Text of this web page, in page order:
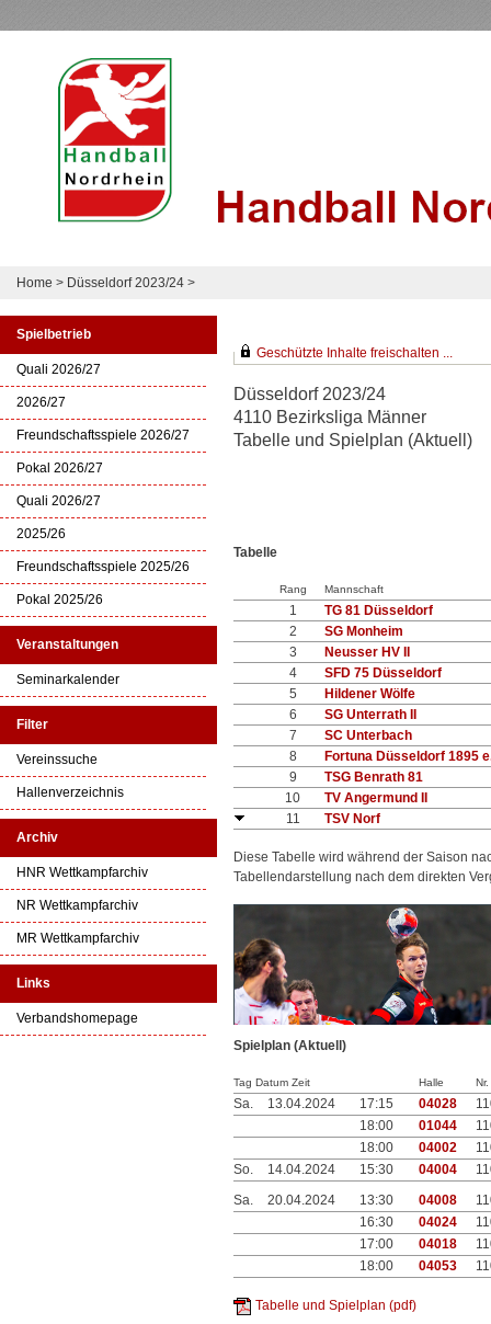
Home > Düsseldorf 2023/24 >
Spielbetrieb
Quali 2026/27
2026/27
Freundschaftsspiele 2026/27
Pokal 2026/27
Quali 2026/27
2025/26
Freundschaftsspiele 2025/26
Pokal 2025/26
Veranstaltungen
Seminarkalender
Filter
Vereinssuche
Hallenverzeichnis
Archiv
HNR Wettkampfarchiv
NR Wettkampfarchiv
MR Wettkampfarchiv
Links
Verbandshomepage
Geschützte Inhalte freischalten ...
Düsseldorf 2023/24
4110 Bezirksliga Männer
Tabelle und Spielplan (Aktuell)
Tabelle
Rang Mannschaft
1
TG 81 Düsseldorf
2
SG Monheim
3
Neusser HV II
4
SFD 75 Düsseldorf
5
Hildener Wölfe
6
SG Unterrath II
7
SC Unterbach
8
Fortuna Düsseldorf 1895
9
TSG Benrath 81
10
TV Angermund II
11
TSV Norf
Diese Tabelle wird während der Saison
Tabellendarstellung nach dem direkten
Spielplan (Aktuell)
Tag Datum Zeit Halle Nr.
Sa. 13.04.2024 17:15 04028
18:00
01044
18:00
04002
So.
14.04.2024 15:30 04004
Sa.
20.04.2024 13:30 04008
16:30
04024
17:00
04018
18:00
04053
Tabelle und Spielplan (pdf)